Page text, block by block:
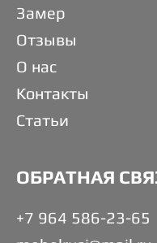
Замер
Отзывы
О нас
Контакты
Статьи
ОБРАТНАЯ
+7 964 586-23-65